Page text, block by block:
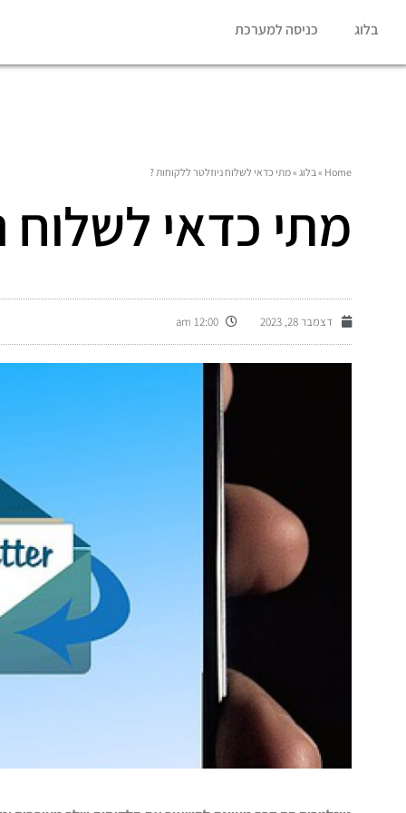
בלוג כניסה למערכת
Home
» בלוג »מתי כדאי לשלוח ניוזלטר ללקוחות ?
מתי כדאי לשלוח
דצמבר 28, 2023 12:00 am